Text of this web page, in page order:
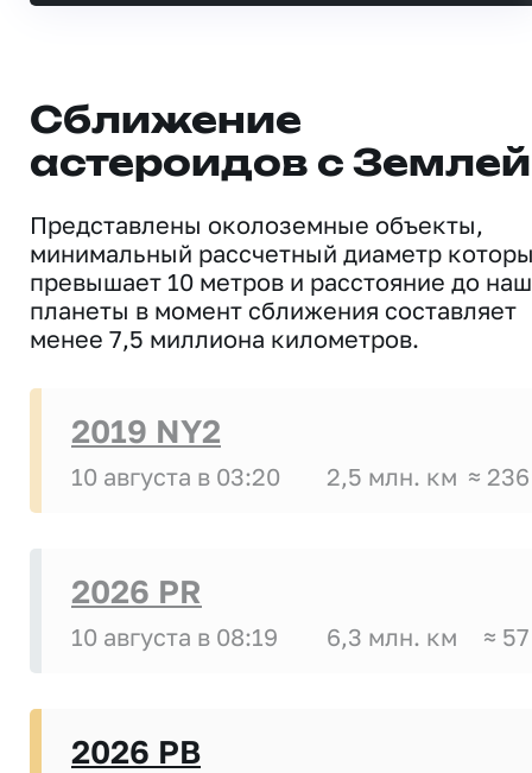
Сближение
астероидов с Землей
Представлены околоземные объекты,
минимальный рассчетный диаметр
превышает 10 метров и расстояние до
планеты в момент сближения составляет
менее 7,5 миллиона километров.
2019 NY2
10 августа в 03:20 2,5 млн. км ≈
2026 PR
10 августа в 08:19 6,3 млн. км ≈
2026 PB